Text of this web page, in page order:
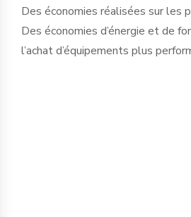
Des économies réalisées sur les
Des économies d’énergie et de
l’achat d’équipements plus